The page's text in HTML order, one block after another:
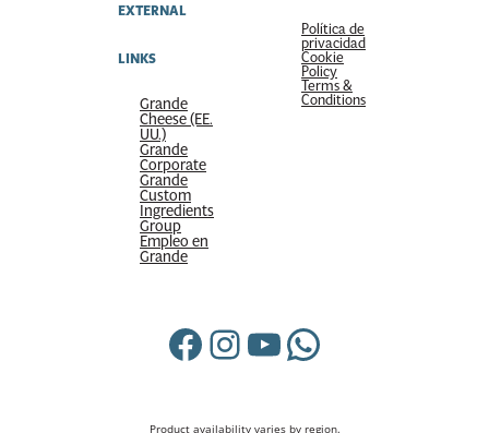
EXTERNAL
LINKS
Grande
Cheese (EE.
UU.)
Grande
Corporate
Grande
Custom
Ingredients
Group
Empleo en
Grande
Política de
privacidad
Cookie
Policy
Terms &
Conditions
Facebook
Instagram
YouTube
WhatsApp
Product availability varies by region.